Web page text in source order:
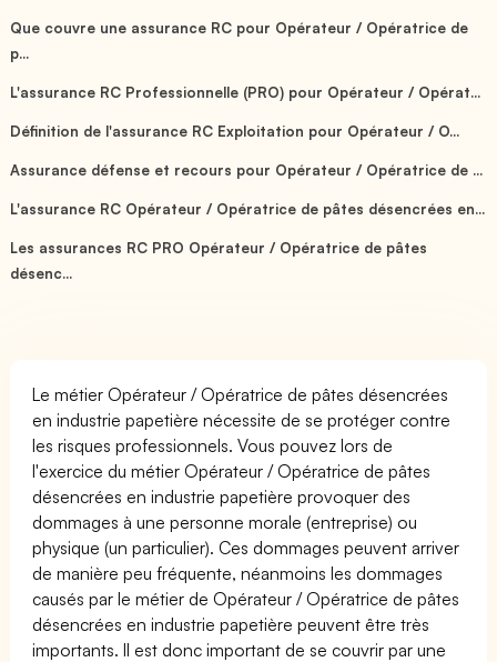
Que couvre une assurance RC pour Opérateur / Opératrice de
p...
L'assurance RC Professionnelle (PRO) pour Opérateur / Opérat...
Définition de l'assurance RC Exploitation pour Opérateur / O...
Assurance défense et recours pour Opérateur / Opératrice de ...
L'assurance RC Opérateur / Opératrice de pâtes désencrées en...
Les assurances RC PRO Opérateur / Opératrice de pâtes
désenc...
Le métier Opérateur / Opératrice de pâtes désencrées
en industrie papetière nécessite de se protéger contre
les risques professionnels. Vous pouvez lors de
l'exercice du métier Opérateur / Opératrice de pâtes
désencrées en industrie papetière provoquer des
dommages à une personne morale (entreprise) ou
physique (un particulier). Ces dommages peuvent arriver
de manière peu fréquente, néanmoins les dommages
causés par le métier de Opérateur / Opératrice de pâtes
désencrées en industrie papetière peuvent être très
importants. Il est donc important de se couvrir par une